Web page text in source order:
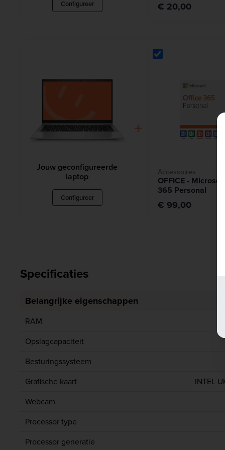
Configureer € 20,00
Jouw geconfigureerde
laptop
Configureer
+
Accessoires
OFFICE -
365 Personal
€ 99,00
Specificaties
Belangrijke eigenschappen
RAM
Opslagcapaciteit
Besturingssysteem
Grafische kaart
INTEL
Webcam
Processor type
Processor generatie